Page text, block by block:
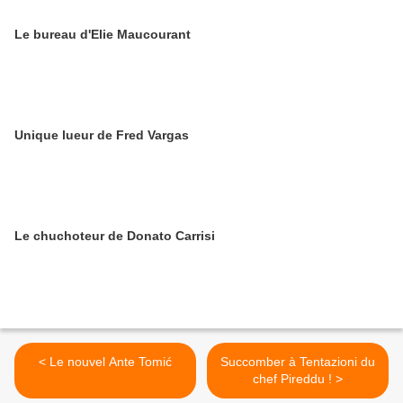
Le bureau d'Elie Maucourant
Unique lueur de Fred Vargas
Le chuchoteur de Donato Carrisi
< Le nouvel Ante Tomić
Succomber à Tentazioni du
chef Pireddu ! >